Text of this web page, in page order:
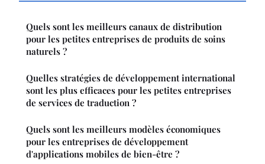
Quels sont les meilleurs canaux de distribution
pour les petites entreprises de produits de soins
naturels ?
Quelles stratégies de développement international
sont les plus efficaces pour les petites entreprises
de services de traduction ?
Quels sont les meilleurs modèles économiques
pour les entreprises de développement
d'applications mobiles de bien-être ?